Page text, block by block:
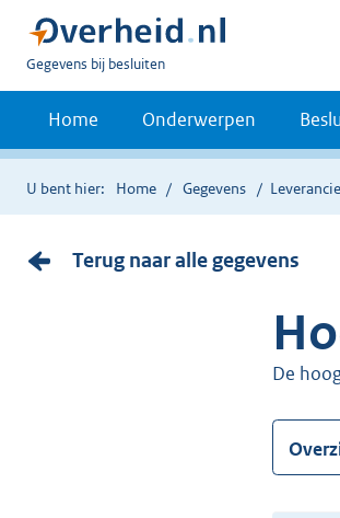
U
bent
Gegevens bij besluiten
Home Onderwerpen
U bent hier: Home Gegevens
Terug naar alle gegevens
De